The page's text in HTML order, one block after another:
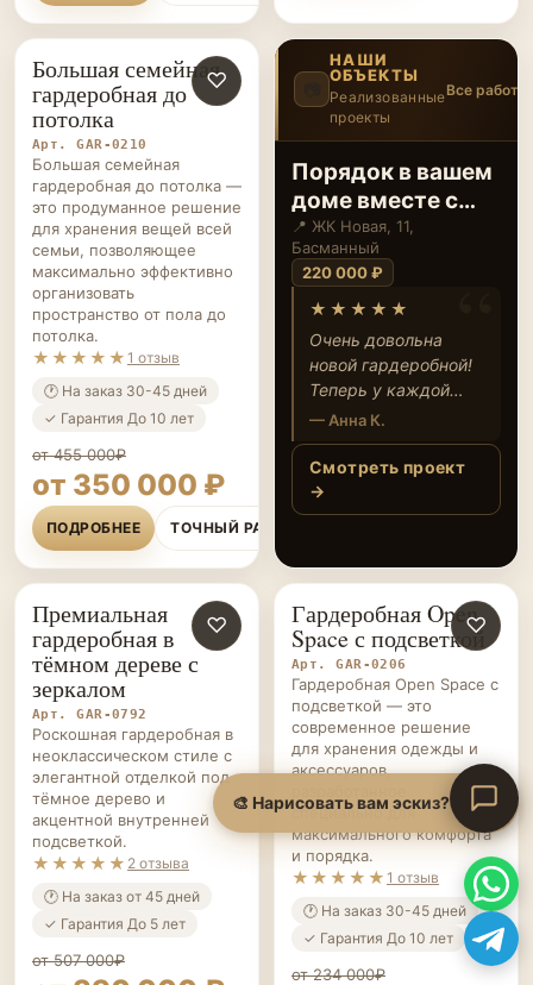
ГАРДЕРОБНЫЕ НА ЗАКАЗ
♡
Большая семейная
гардеробная до
потолка
Арт. GAR-0210
Большая семейная
гардеробная до потолка —
это продуманное решение
для хранения вещей всей
семьи, позволяющее
максимально эффективно
организовать
пространство от пола до
★★★★★1 отзыв
🕐 На заказ 30-45 дней
✓ Гарантия До 10 лет
от 455 000₽
от 350 000 ₽
ПОДРОБНЕЕ ТОЧНЫЙ РАСЧЁТ
📷
ОБЪЕКТЫ
проекты
Все
›
Порядок в вашем
доме вместе с
ЭкоЛюкс
📍 ЖК Новая, 11,
Басманный
220 000 ₽
★★★★★
Очень довольна
новой гардеробной!
Теперь у каждой
вещи есть свое
место, и даже по
утрам не теряюсь,
что надеть. Спасибо
команде за
аккуратную
установку и отличное
— Анна К.
Смотреть проект
→
ГАРДЕРОБНЫЕ НА ЗАКАЗ
♡
Премиальная
гардеробная в
тёмном дереве с
зеркалом
Арт. GAR-0792
Роскошная гардеробная в
неоклассическом стиле с
элегантной отделкой под
тёмное дерево и
акцентной внутренней
подсветкой.
★★★★★2 отзыва
🕐 На заказ от 45 дней
✓ Гарантия До 5 лет
от 507 000₽
от 390 000 ₽
ГАРДЕРОБНЫЕ НА ЗАКАЗ
♡
Гардеробная Open
Space с подсветкой
Арт. GAR-0206
Гардеробная Open Space с
подсветкой — это
современное решение
для хранения одежды и
аксессуаров,
разработанное
специально для
максимального комфорта
и порядка.
🕐 На заказ 30-45 дней
✓ Гарантия До 10 лет
от 234 000₽
от 180 000 ₽